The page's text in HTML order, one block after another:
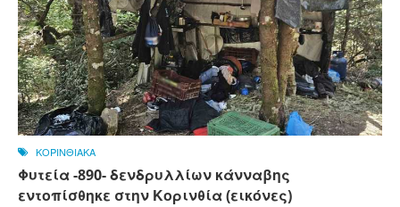
ΚΟΡΙΝΘΙΑΚΑ
Φυτεία -890- δενδρυλλίων κάνναβης
εντοπίσθηκε στην Κορινθία (εικόνες)